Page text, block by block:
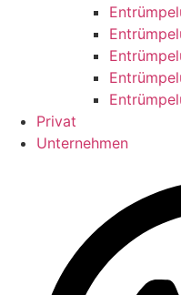
Privat
Unternehmen